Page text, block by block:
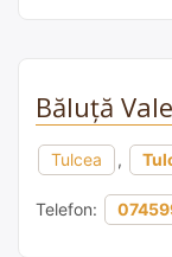
Băluță
Tulcea ,
Telefon: